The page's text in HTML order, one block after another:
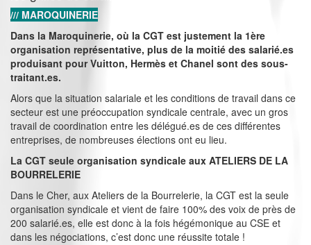
/// MAROQUINERIE
Dans la Maroquinerie, où la CGT est justement la 1ère
organisation représentative, plus de la moitié des salarié.es
produisant pour Vuitton, Hermès et Chanel sont des sous-
traitant.es.
Alors que la situation salariale et les conditions de travail dans ce
secteur est une préoccupation syndicale centrale, avec un gros
travail de coordination entre les délégué.es de ces différentes
entreprises, de nombreuses élections ont eu lieu.
La CGT seule organisation syndicale aux ATELIERS DE LA
BOURRELERIE
Dans le Cher, aux Ateliers de la Bourrelerie, la CGT est la seule
organisation syndicale et vient de faire 100% des voix de près de
200 salarié.es, elle est donc à la fois hégémonique au CSE et
dans les négociations, c’est donc une réussite totale !